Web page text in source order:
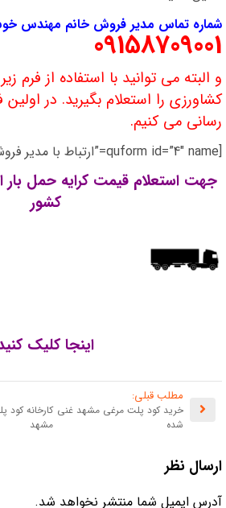
شماره تماس مدیر فروش خانم مهندس
09158709001
و البته می توانید با استفاده از فرم
کشاورزی را استعلام بگیرید. در
رسانی می کنیم.
[quform id=”4″ name=”ارتباط با مدیر فروش نوشته ها”]
جهت استعلام قیمت کرایه حمل بار
کشور
اینجا کلیک
مطلب قبلی:
خرید کود پلت مرغی مشهد غنی
شده
کارخانه کود
مشهد
ارسال نظر
آدرس ایمیل شما منتشر نخواهد شد.